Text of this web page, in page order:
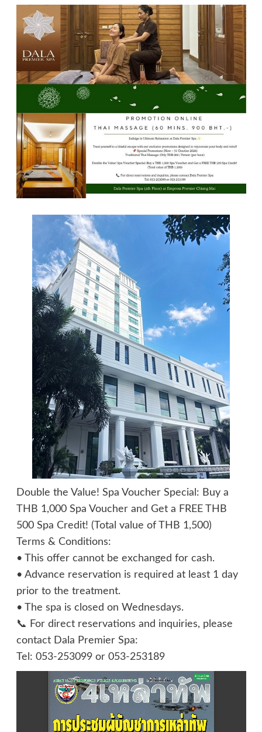
Double the Value! Spa Voucher Special: Buy a
THB 1,000 Spa Voucher and Get a FREE THB
500 Spa Credit! (Total value of THB 1,500)
Terms & Conditions:
• This offer cannot be exchanged for cash.
• Advance reservation is required at least 1 day
prior to the treatment.
• The spa is closed on Wednesdays.
📞 For direct reservations and inquiries, please
contact Dala Premier Spa:
Tel: 053-253099 or 053-253189